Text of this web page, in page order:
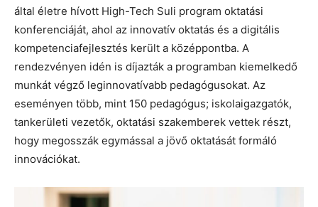
által életre hívott High-Tech Suli program oktatási
konferenciáját, ahol az innovatív oktatás és a digitális
kompetenciafejlesztés került a középpontba. A
rendezvényen idén is díjazták a programban kiemelkedő
munkát végző leginnovatívabb pedagógusokat. Az
eseményen több, mint 150 pedagógus; iskolaigazgatók,
tankerületi vezetők, oktatási szakemberek vettek részt,
hogy megosszák egymással a jövő oktatását formáló
innovációkat.